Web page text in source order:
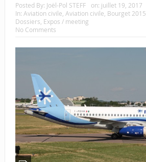
Posted By: Joël-Pol STEFF on: juillet 19, 2017
In: Aviation civile Aviation civile Bourget 2015
Dossiers Expos / meeting
No Comments